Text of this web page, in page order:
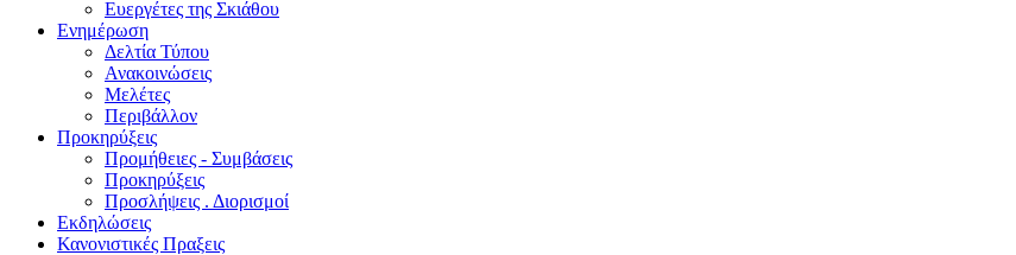
Ευεργέτες της Σκιάθου
Ενημέρωση
Δελτία Τύπου
Ανακοινώσεις
Μελέτες
Περιβάλλον
Προκηρύξεις
Προμήθειες - Συμβάσεις
Προκηρύξεις
Προσλήψεις . Διορισμοί
Εκδηλώσεις
Κανονιστικές Πραξεις